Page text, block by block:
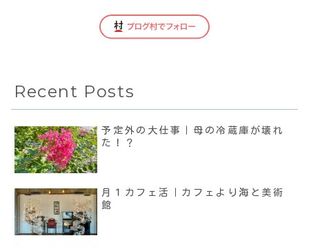
Recent Posts
予定外の大仕事｜母の冷蔵庫が壊れ
た！？
月１カフェ活｜カフェより海と美術
館